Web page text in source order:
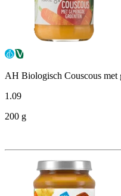
AH Biologisch Couscous met
1.09
200 g